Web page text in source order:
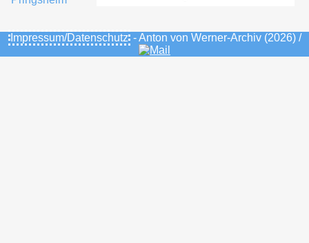
Impressum/Datenschutz - Anton von Werner-Archiv (2026) /